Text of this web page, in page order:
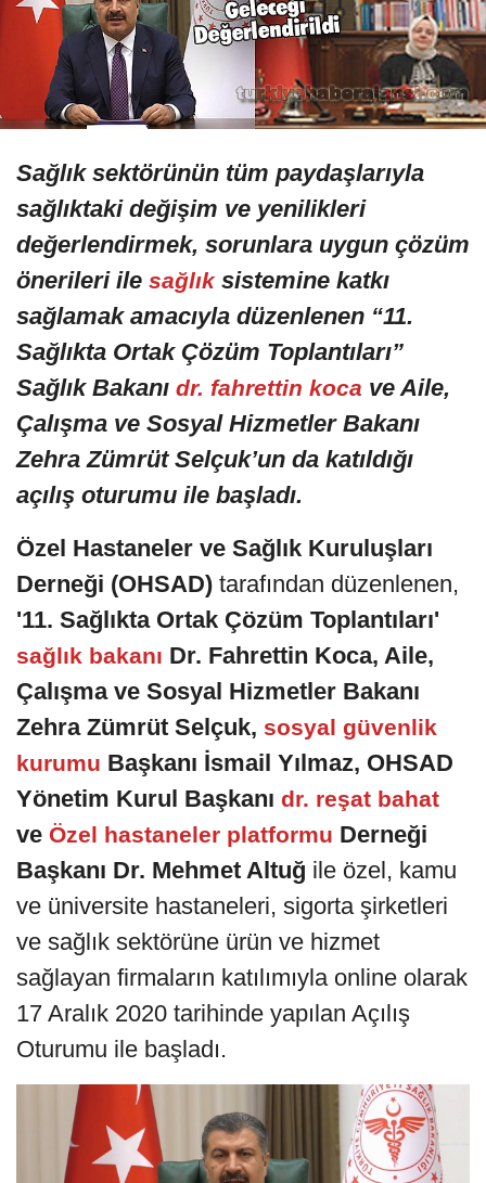
Sağlık sektörünün tüm paydaşlarıyla
sağlıktaki değişim ve yenilikleri
değerlendirmek, sorunlara uygun çözüm
önerileri ile sağlık sistemine katkı
sağlamak amacıyla düzenlenen “11.
Sağlıkta Ortak Çözüm Toplantıları”
Sağlık Bakanı dr. fahrettin koca ve Aile,
Çalışma ve Sosyal Hizmetler Bakanı
Zehra Zümrüt Selçuk’un da katıldığı
açılış oturumu ile başladı.
Özel Hastaneler ve Sağlık Kuruluşları
Derneği (OHSAD) tarafından düzenlenen,
'11. Sağlıkta Ortak Çözüm Toplantıları'
sağlık bakanı Dr. Fahrettin Koca, Aile,
Çalışma ve Sosyal Hizmetler Bakanı
Zehra Zümrüt Selçuk, sosyal güvenlik
kurumu Başkanı İsmail Yılmaz, OHSAD
Yönetim Kurul Başkanı dr. reşat bahat
ve Özel hastaneler platformu Derneği
Başkanı Dr. Mehmet Altuğ ile özel, kamu
ve üniversite hastaneleri, sigorta şirketleri
ve sağlık sektörüne ürün ve hizmet
sağlayan firmaların katılımıyla online olarak
17 Aralık 2020 tarihinde yapılan Açılış
Oturumu ile başladı.